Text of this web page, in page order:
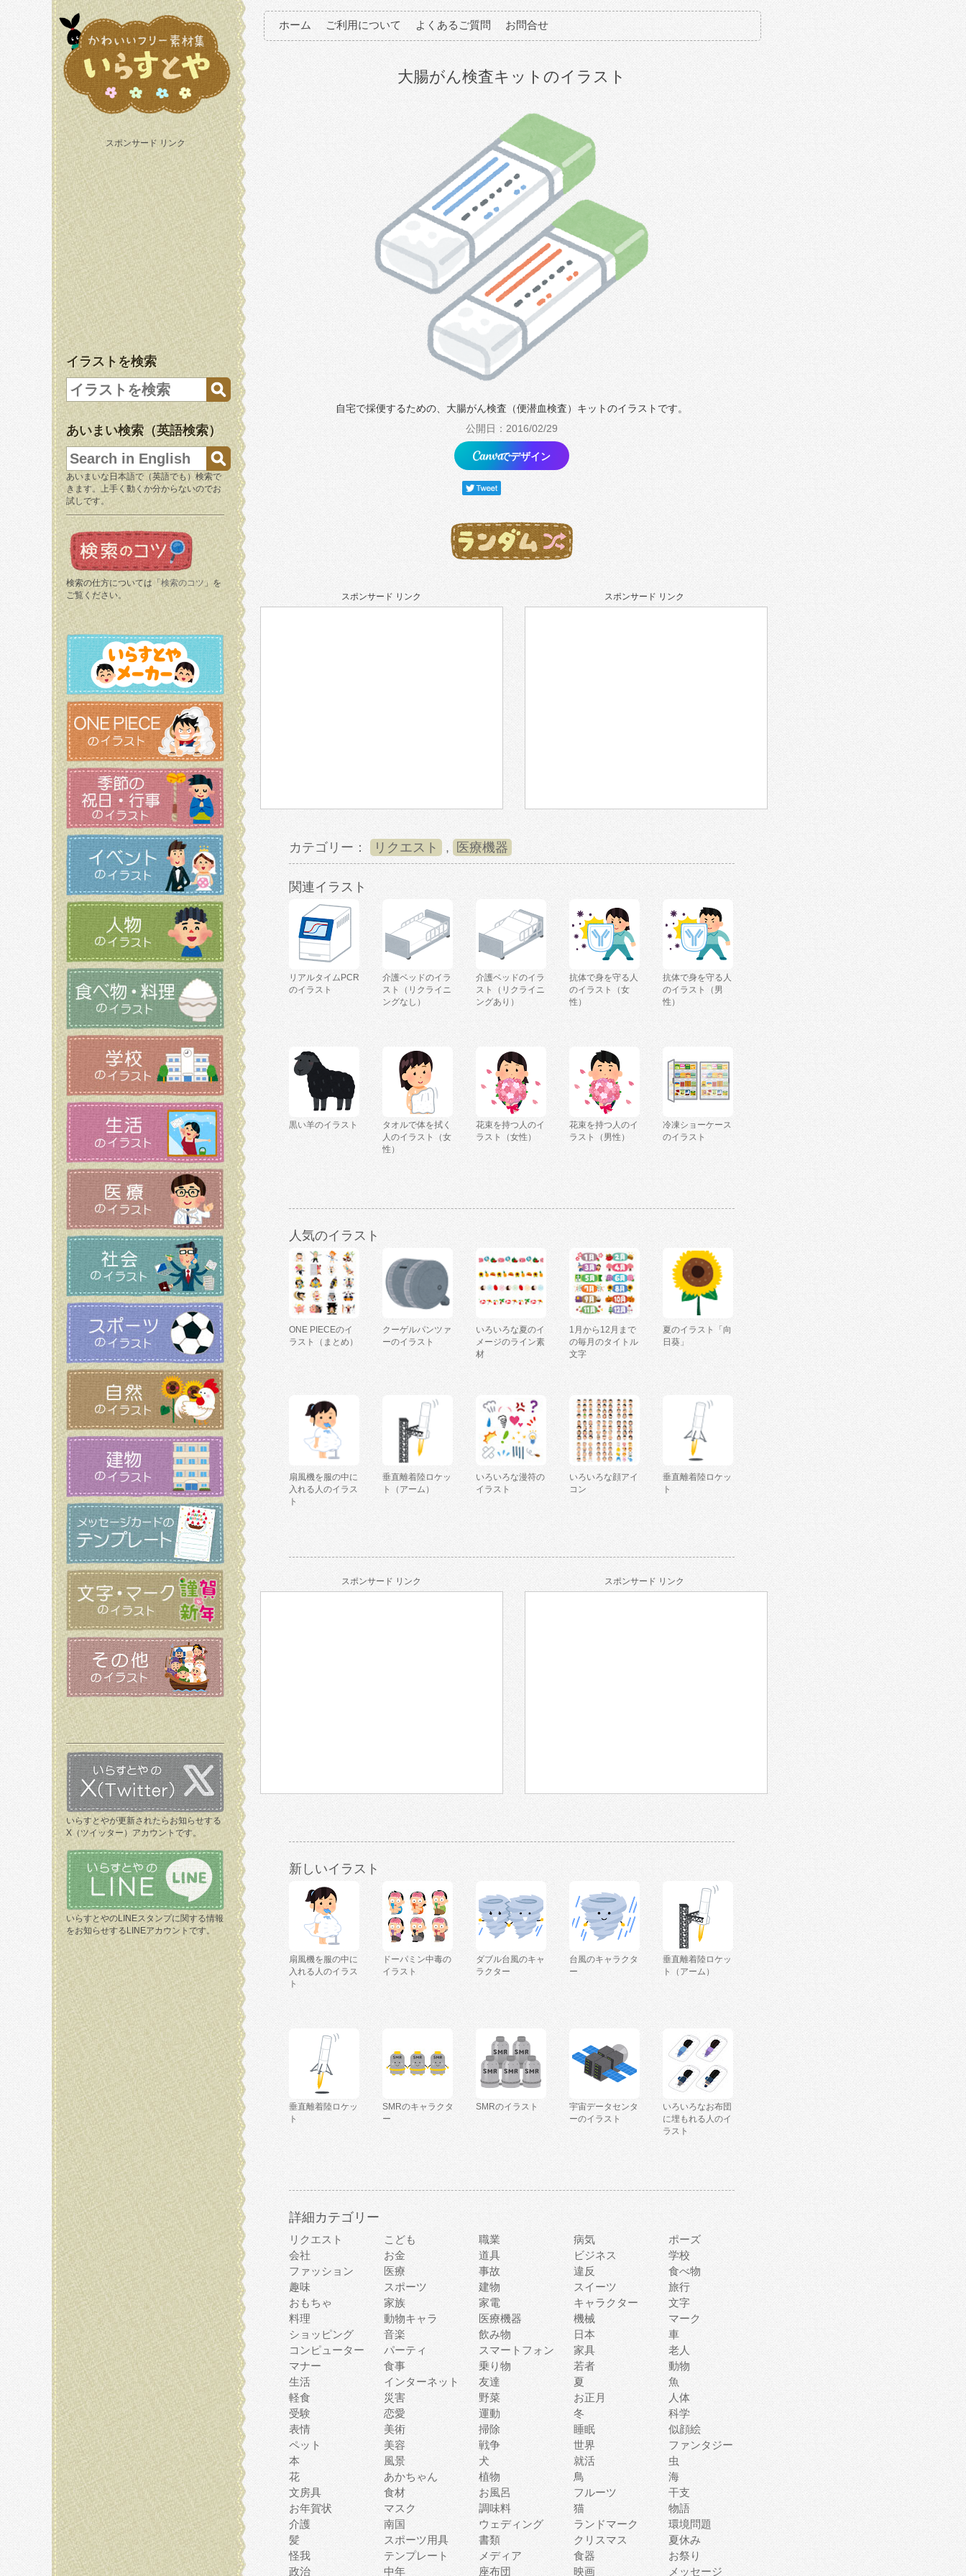
スポンサード リンク
イラストを検索
あいまい検索（英語検索）
あいまいな日本語で（英語でも）検索で
きます。上手く動くか分からないのでお
試しです。
検索の仕方については「 検索のコツ 」を
ご覧ください。
いらすとやが更新されたらお知らせする
X（ツイッター）アカウントです。
いらすとやのLINEスタンプに関する情報
をお知らせするLINEアカウントです。
ホーム ご利用について よくあるご質問 お問合せ
大腸がん検査キットのイラスト
自宅で採便するための、大腸がん検査（便潜血検査）キットのイラストです。
公開日：2016/02/29
でデザイン
スポンサード リンク スポンサード リンク
カテゴリー： リクエスト , 医療機器
関連イラスト
リアルタイムPCR
のイラスト
介護ベッドのイラ
スト（リクライニ
ングなし）
介護ベッドのイラ
スト（リクライニ
ングあり）
抗体で身を守る人
のイラスト（女
性）
抗体で身を守る人
のイラスト（男
性）
黒い羊のイラスト
タオルで体を拭く
人のイラスト（女
性）
花束を持つ人のイ
ラスト（女性）
花束を持つ人のイ
ラスト（男性）
冷凍ショーケース
のイラスト
人気のイラスト
ONE PIECEのイ
ラスト（まとめ）
クーゲルパンツァ
ーのイラスト
いろいろな夏のイ
メージのライン素
材
1月から12月まで
の毎月のタイトル
文字
夏のイラスト「向
日葵」
扇風機を服の中に
入れる人のイラス
ト
垂直離着陸ロケッ
ト（アーム）
いろいろな漫符の
イラスト
いろいろな顔アイ
コン
垂直離着陸ロケッ
ト
スポンサード リンク スポンサード リンク
新しいイラスト
扇風機を服の中に
入れる人のイラス
ト
ドーパミン中毒の
イラスト
ダブル台風のキャ
ラクター
台風のキャラクタ
ー
垂直離着陸ロケッ
ト（アーム）
垂直離着陸ロケッ
ト
SMRのキャラクタ
ー
SMRのイラスト
宇宙データセンタ
ーのイラスト
いろいろなお布団
に埋もれる人のイ
ラスト
詳細カテゴリー
リクエスト こども 職業 病気
ポーズ
会社
お金 道具 ビジネス
学校
ファッション
医療 事故 違反
食べ物
趣味
スポーツ 建物 スイーツ
旅行
おもちゃ
家族 家電 キャラクター
文字
料理
動物キャラ 医療機器 機械
マーク
ショッピング
音楽 飲み物 日本
車
コンピューター
パーティ スマートフォン 家具
老人
マナー
食事 乗り物 若者
動物
生活
インターネット 友達 夏
魚
軽食
災害 野菜 お正月
人体
受験
恋愛 運動 冬
科学
表情
美術 掃除 睡眠
似顔絵
ペット
美容 戦争 世界
ファンタジー
本
風景 犬 就活
虫
花
あかちゃん 植物 鳥
海
文房具
食材 お風呂 フルーツ
干支
お年賀状
マスク 調味料 猫
物語
介護
南国 ウェディング ランドマーク
環境問題
髪
スポーツ用具 書類 クリスマス
夏休み
怪我
テンプレート メディア 食器
お祭り
政治
中年 座布団 映画 メッセージ